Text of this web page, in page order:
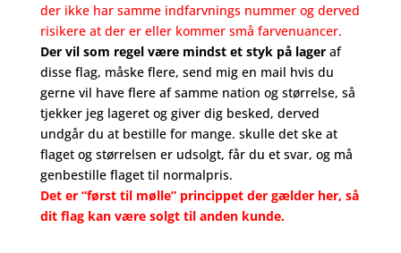
der ikke har samme indfarvnings nummer og derved
risikere at der er eller kommer små farvenuancer.
Der vil som regel være mindst et styk på lageraf
disse flag, måske flere, send mig en mail hvis du
gerne vil have flere af samme nation og størrelse, så
tjekker jeg lageret og giver dig besked, derved
undgår du at bestille for mange. skulle det ske at
flaget og størrelsen er udsolgt, får du et svar, og må
genbestille flaget til normalpris.
Det er “først til mølle” princippet der gælder her, så
dit flag kan være solgt til anden kunde.